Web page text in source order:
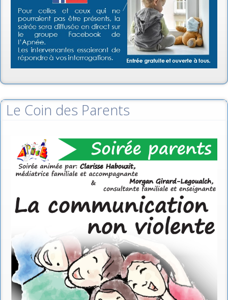
Le Coin des Parents